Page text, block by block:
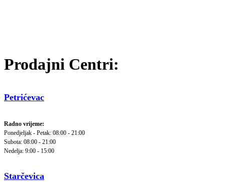
Prodajni Centri:
Petrićevac
Radno vrijeme:
Ponedjeljak - Petak: 08:00 - 21:00
Subota: 08:00 - 21:00
Nedelja: 9:00 - 15:00
Starčevica